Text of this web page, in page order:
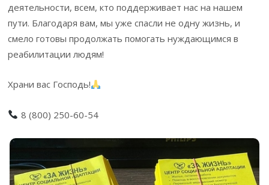
деятельности, всем, кто поддерживает нас на нашем
пути. Благодаря вам, мы уже спасли не одну жизнь, и
смело готовы продолжать помогать нуждающимся в
реабилитации людям!
Храни вас Господь!
8 (800) 250-60-54